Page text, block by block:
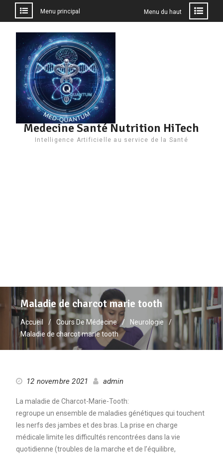
contenu
Menu principal Menu du haut
Medecine Santé Nutrition HiTech
Intelligence Artificielle au service de la Santé
Maladie de charcot marie tooth
Accueil Cours De Médecine
Neurologie
Maladie de charcot marie tooth
12 novembre 2021 admin
La maladie de Charcot-Marie-Tooth:
regroupe un ensemble de maladies génétiques qui touchent
les nerfs des jambes et des bras. La prise en charge
médicale limite les difficultés rencontrées dans la vie
quotidienne (troubles de la marche et de l’équilibre,